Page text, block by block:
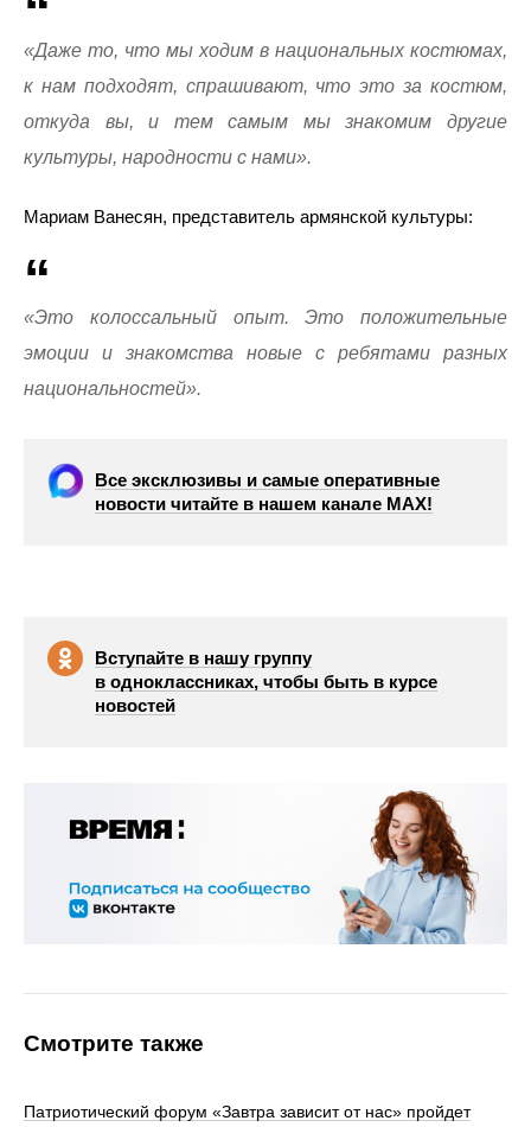
«Даже то, что мы ходим в национальных костюмах,
к нам подходят, спрашивают, что это за костюм,
откуда вы, и тем самым мы знакомим другие
культуры, народности с нами».
Мариам Ванесян, представитель армянской культуры:
«Это колоссальный опыт. Это положительные
эмоции и знакомства новые с ребятами разных
национальностей».
Все эксклюзивы и самые оперативные
новости читайте в нашем канале МАХ!
Вступайте в нашу группу
в одноклассниках, чтобы быть в курсе
новостей
Смотрите также
Патриотический форум «Завтра зависит от нас» пройдет